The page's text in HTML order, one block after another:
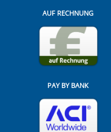
AUF RECHNUNG
PAY BY BANK